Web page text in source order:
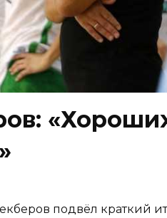
подвёл краткий